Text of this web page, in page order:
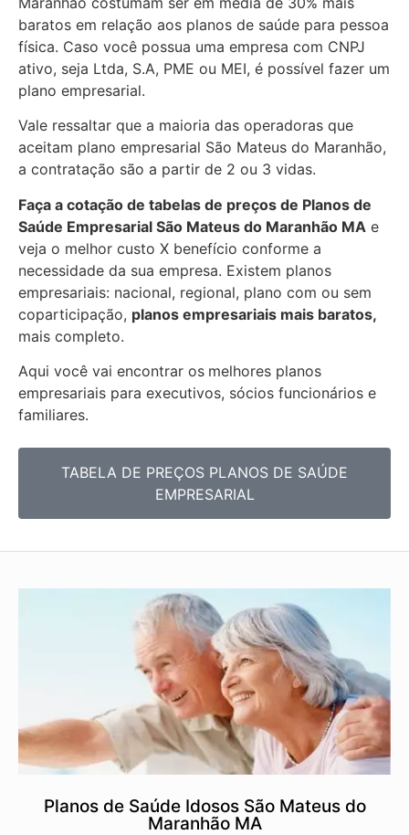
baratos em relação aos planos de saúde para pessoa
física. Caso você possua uma empresa com CNPJ
ativo, seja Ltda, S.A, PME ou MEI, é possível fazer um
plano empresarial.
Vale ressaltar que a maioria das operadoras que
aceitam plano empresarial São Mateus do Maranhão,
a contratação são a partir de 2 ou 3 vidas.
Faça a cotação de tabelas de preços de Planos de
Saúde Empresarial São Mateus do Maranhão MA e
veja o melhor custo X benefício conforme a
necessidade da sua empresa. Existem planos
empresariais: nacional, regional, plano com ou sem
coparticipação, planos empresariais mais baratos,
mais completo.
Aqui você vai encontrar os melhores planos
empresariais para executivos, sócios funcionários e
familiares.
TABELA DE PREÇOS PLANOS DE SAÚDE
EMPRESARIAL
Planos de Saúde Idosos São Mateus do
Maranhão MA